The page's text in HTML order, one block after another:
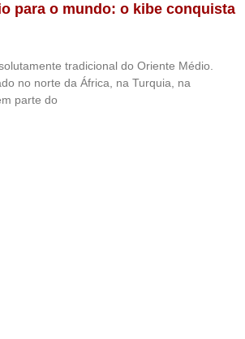
para o mundo: o kibe conquista
tradicional do Oriente Médio.
no norte da África, na Turquia, na
parte do